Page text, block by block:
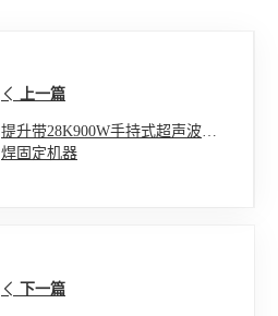
上一篇
提升带28K900W手持式超声波点
焊固定机器
下一篇